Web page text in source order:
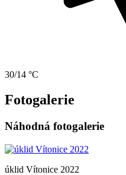
30/14 °C
Fotogalerie
Náhodná fotogalerie
úklid Vítonice 2022